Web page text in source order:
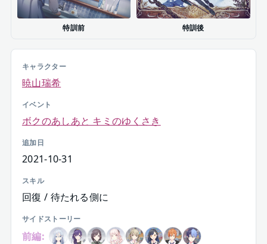
特訓前 特訓後
キャラクター
暁山瑞希
イベント
ボクのあしあと キミのゆくさき
追加日
2021-10-31
スキル
回復 / 待たれる側に
サイドストーリー
前編: